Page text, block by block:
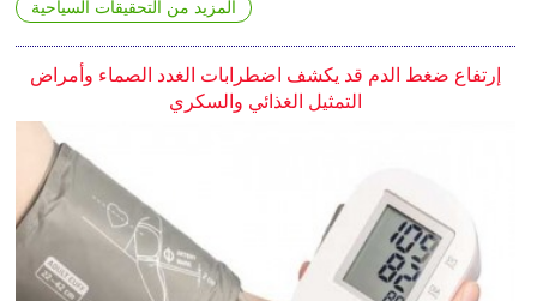
المزيد من التحقيقات السياحية
إرتفاع ضغط الدم قد يكشف اضطرابات الغدد الصماء وأمراض
التمثيل الغذائي والسكري